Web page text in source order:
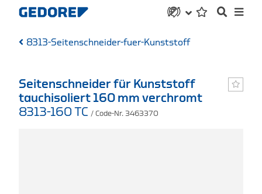
8313-Seitenschneider-fuer-Kunststoff
Seitenschneider für Kunststoff
tauchisoliert 160 mm verchromt
8313-160 TC / Code-Nr. 3463370